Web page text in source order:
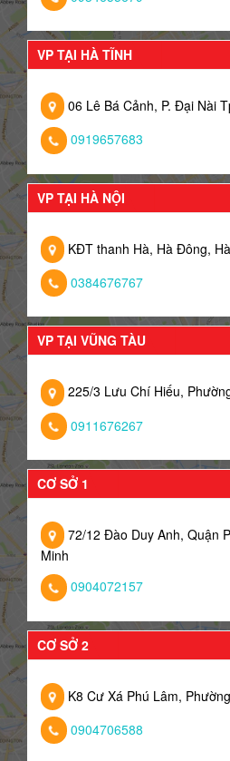
VP TẠI HÀ TĨNH
06 Lê Bá Cảnh, P. Đại Nài
0919657683
VP TẠI HÀ NỘI
KĐT thanh Hà, Hà Đông,
0384676767
VP TẠI VŨNG TÀU
225/3 Lưu Chí Hiếu,
0911676267
CƠ SỞ 1
72/12 Đào Duy Anh, Quận
Minh
0904072157
CƠ SỞ 2
K8 Cư Xá Phú Lâm,
0904706588